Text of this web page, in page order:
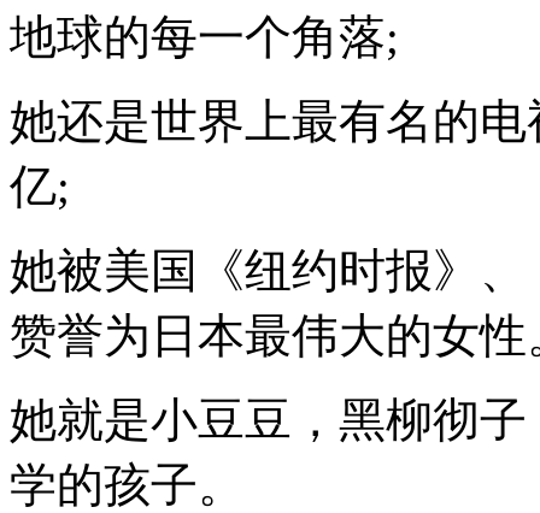
地球的每一个角落;
她还是世界上最有名的
亿;
她被美国《纽约时报》
赞誉为日本最伟大的女性
她就是小豆豆，黑柳彻
学的孩子。